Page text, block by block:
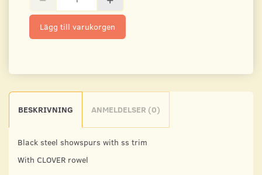
Lägg till varukorgen
BESKRIVNING ANMELDELSER (0)
Black steel showspurs with ss trim
With CLOVER rowel